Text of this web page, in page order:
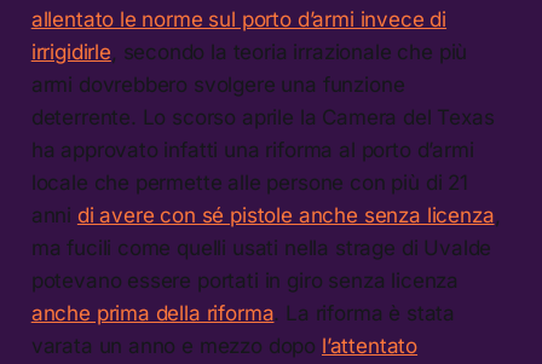
allentato le norme sul porto d’armi invece di
irrigidirle , secondo la teoria irrazionale che più
armi dovrebbero svolgere una funzione
deterrente. Lo scorso aprile la Camera del Texas
ha approvato infatti una riforma al porto d’armi
locale che permette alle persone con più di 21
anni di avere con sé pistole anche senza licenza
ma fucili come quelli usati nella strage di Uvalde
potevano essere portati in giro senza licenza
anche prima della riforma. La riforma è stata
varata un anno e mezzo dopo l’attentato